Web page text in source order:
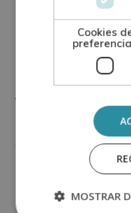
partes concretas
Ahora que
conocemos las
de la
Cookies
MOSTRAR